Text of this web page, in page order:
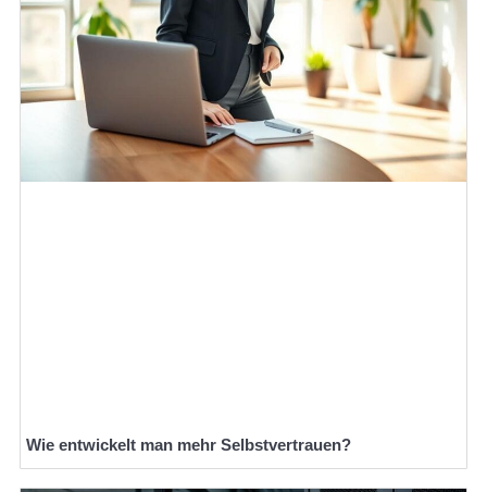
Wie entwickelt man mehr Selbstvertrauen?